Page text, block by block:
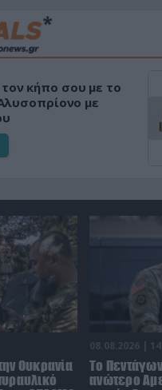
κήπο σου με το
με
Ουκρανία
08.08.2026 |
Το
ανώτερο